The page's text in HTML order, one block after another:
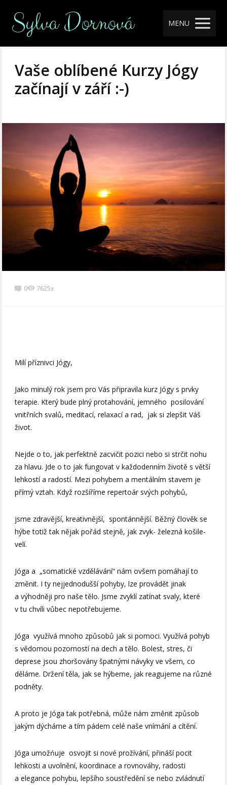
Sylva Dornová MENU
Vaše oblíbené Kurzy Jógy
začínají v září :-)
0 7625x
Milí příznivci Jógy,
Jako minulý rok jsem pro Vás připravila kurz Jógy s prvky
terapie. Který bude plný protahování, jemného posilování
vnitřních svalů, meditací, relaxací a rad, jak si zlepšit Váš
život.
Nejde o to, jak perfektně zacvičit pozici nebo si strčit nohu
za hlavu. Jde o to jak fungovat v každodenním životě s větší
lehkostí a radostí. Mezi pohybem a mentálním stavem je
přímý vztah. Když rozšíříme repertoár svých pohybů,
jsme zdravější, kreativnější, spontánnější. Běžný člověk se
hýbe totiž tak nějak pořád stejně, jak zvyk- železná košile-
velí.
Jóga a „somatické vzdělávání“ nám ovšem pomáhají to
změnit. I ty nejjednodušší pohyby, lze provádět jinak
a výhodněji pro naše tělo. Jsme zvyklí zatínat svaly, které
v tu chvíli vůbec nepotřebujeme.
Jóga využívá mnoho způsobů jak si pomoci. Využívá pohyb
s vědomou pozorností na dech a tělo. Bolest, stres, či
deprese jsou zhoršovány špatnými návyky ve všem, co
děláme. Držení těla, jak se hýbeme, jak reagujeme na různé
podněty.
A proto je Jóga tak potřebná, může nám změnit způsob
jakým dýcháme a tím pádem celé naše vnímání a cítění.
Jóga umožńuje osvojit si nové prožívání, přináší pocit
lehkosti a uvolnění, koordinace a rovnováhy, radosti
a elegance pohybu, lepšího soustředění se nebo zvládnutí